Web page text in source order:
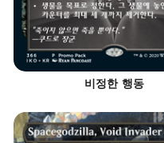
비정한 행동